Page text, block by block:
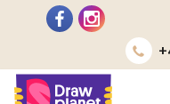
Перейти